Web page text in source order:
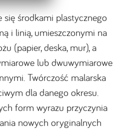
się środkami plastycznego
i linią, umieszczonymi na
(papier, deska, mur), a
lub dwuwymiarowe
Twórczość malarska
dla danego okresu.
form wyrazu przyczynia
nowych oryginalnych